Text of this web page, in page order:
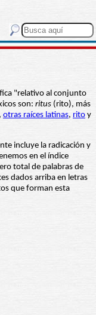
"relativo al conjunto
son: ritus (rito), más
, otras raíces latinas, rito y
incluye la radicación y
en el índice
total de palabras de
dados arriba en letras
que forman esta